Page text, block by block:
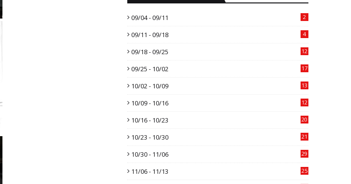
09/04 - 09/11 2
09/11 - 09/18 4
09/18 - 09/25 12
09/25 - 10/02 17
10/02 - 10/09 13
10/09 - 10/16 12
10/16 - 10/23 20
10/23 - 10/30 21
10/30 - 11/06 29
11/06 - 11/13 25